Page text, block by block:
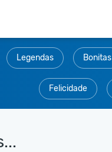
Legendas Bonitas
Felicidade